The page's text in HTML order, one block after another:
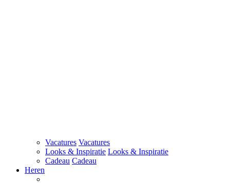
Vacatures Vacatures
Looks & Inspiratie Looks & Inspiratie
Cadeau Cadeau
Heren